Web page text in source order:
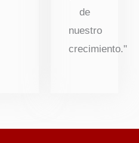
de
nuestro
crecimiento."